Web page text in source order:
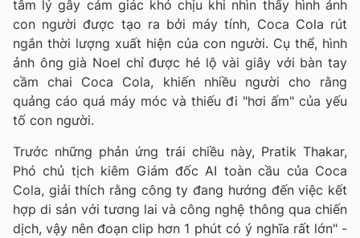
tâm lý gây cảm giác khó chịu khi nhìn thấy hình ảnh
con người được tạo ra bởi máy tính, Coca Cola rút
ngắn thời lượng xuất hiện của con người. Cụ thể, hình
ảnh ông già Noel chỉ được hé lộ vài giây với bàn tay
cầm chai Coca Cola, khiến nhiều người cho rằng
quảng cáo quá máy móc và thiếu đi "hơi ấm" của yếu
tố con người.
Trước những phản ứng trái chiều này, Pratik Thakar,
Phó chủ tịch kiêm Giám đốc AI toàn cầu của Coca
Cola, giải thích rằng công ty đang hướng đến việc kết
hợp di sản với tương lai và công nghệ thông qua chiến
dịch, vậy nên đoạn clip hơn 1 phút có ý nghĩa rất lớn" -